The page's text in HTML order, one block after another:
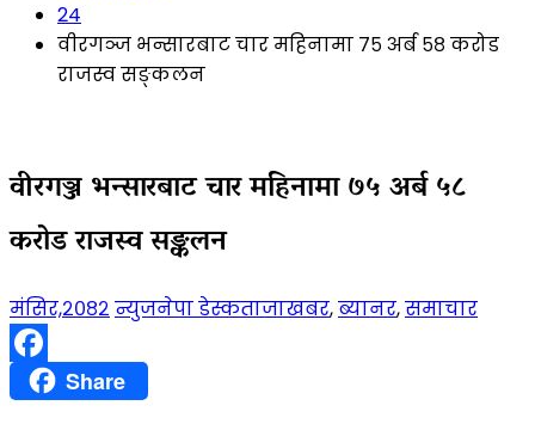
24
वीरगञ्ज भन्सारबाट चार महिनामा ७५ अर्ब ५८ करोड
राजस्व सङ्कलन
वीरगञ्ज भन्सारबाट चार महिनामा ७५ अर्ब ५८
करोड राजस्व सङ्कलन
मंसिर,२०८२ न्युजनेपा डेस्कताजाखबर,ब्यानर,समाचार
FacebookShare